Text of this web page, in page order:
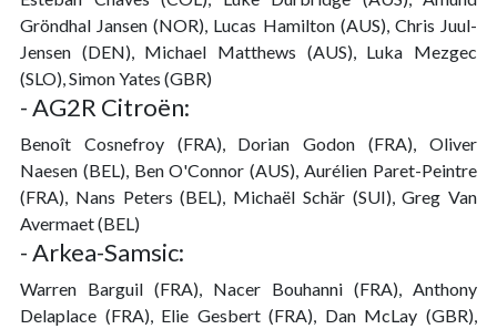
Gröndhal Jansen (NOR), Lucas Hamilton (AUS), Chris Juul-
Jensen (DEN), Michael Matthews (AUS), Luka Mezgec
(SLO), Simon Yates (GBR)
- AG2R Citroën:
Benoît Cosnefroy (FRA), Dorian Godon (FRA), Oliver
Naesen (BEL), Ben O'Connor (AUS), Aurélien Paret-Peintre
(FRA), Nans Peters (BEL), Michaël Schär (SUI), Greg Van
Avermaet (BEL)
- Arkea-Samsic:
Warren Barguil (FRA), Nacer Bouhanni (FRA), Anthony
Delaplace (FRA), Elie Gesbert (FRA), Dan McLay (GBR),